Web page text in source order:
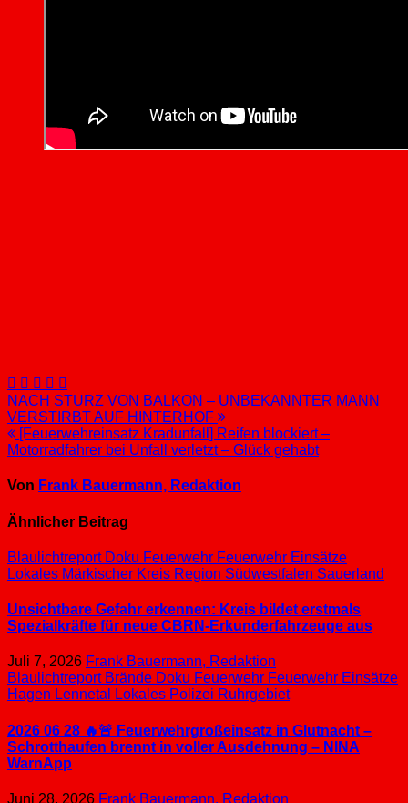
Beitragsnavigation
NACH STURZ VON BALKON – UNBEKANNTER MANN
VERSTIRBT AUF HINTERHOF
[Feuerwehreinsatz Kradunfall] Reifen blockiert –
Motorradfahrer bei Unfall verletzt – Glück gehabt
Von Frank Bauermann, Redaktion
Ähnlicher Beitrag
Blaulichtreport Doku Feuerwehr Feuerwehr Einsätze
Lokales Märkischer Kreis Region Südwestfalen Sauerland
Unsichtbare Gefahr erkennen: Kreis bildet erstmals
Spezialkräfte für neue CBRN-Erkunderfahrzeuge aus
Juli 7, 2026 Frank Bauermann, Redaktion
Blaulichtreport Brände Doku Feuerwehr Feuerwehr Einsätze
Hagen Lennetal Lokales Polizei Ruhrgebiet
2026 06 28 🔥🚨 Feuerwehrgroßeinsatz in Glutnacht –
Schrotthaufen brennt in voller Ausdehnung – NINA
WarnApp
Juni 28, 2026 Frank Bauermann, Redaktion